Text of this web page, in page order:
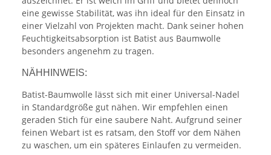
eine gewisse Stabilität, was ihn ideal für den Einsatz in
einer Vielzahl von Projekten macht. Dank seiner hohen
Feuchtigkeitsabsorption ist Batist aus Baumwolle
besonders angenehm zu tragen.
NÄHHINWEIS:
Batist-Baumwolle lässt sich mit einer Universal-Nadel
in Standardgröße gut nähen. Wir empfehlen einen
geraden Stich für eine saubere Naht. Aufgrund seiner
feinen Webart ist es ratsam, den Stoff vor dem Nähen
zu waschen, um ein späteres Einlaufen zu vermeiden.